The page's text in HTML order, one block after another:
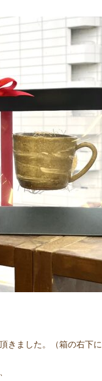
きました。（箱の右下